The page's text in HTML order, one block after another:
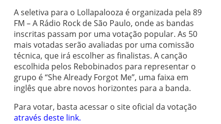
A seletiva para o Lollapalooza é organizada pela 89
FM – A Rádio Rock de São Paulo, onde as bandas
inscritas passam por uma votação popular. As 50
mais votadas serão avaliadas por uma comissão
técnica, que irá escolher as finalistas. A canção
escolhida pelos Rebobinados para representar o
grupo é “She Already Forgot Me”, uma faixa em
inglês que abre novos horizontes para a banda.
Para votar, basta acessar o site oficial da votação
através deste link.